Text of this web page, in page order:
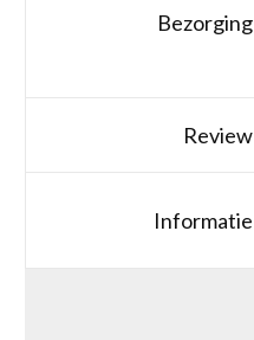
Bezorging
Review
Informatie